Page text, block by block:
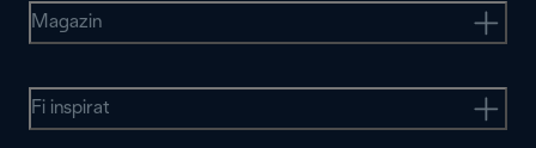
Magazin
Fi inspirat